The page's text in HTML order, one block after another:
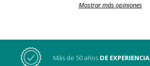
Mostrar más opiniones
Más de 50 años DE EXPERIENCIA